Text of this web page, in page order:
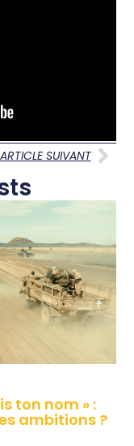
ARTICLE SUIVANT
ton nom » :
ambitions ?